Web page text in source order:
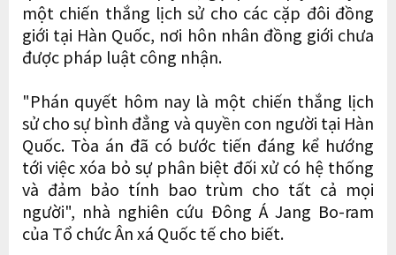
một chiến thắng lịch sử cho các cặp đôi đồng
giới tại Hàn Quốc, nơi hôn nhân đồng giới chưa
được pháp luật công nhận.
"Phán quyết hôm nay là một chiến thắng lịch
sử cho sự bình đẳng và quyền con người tại Hàn
Quốc. Tòa án đã có bước tiến đáng kể hướng
tới việc xóa bỏ sự phân biệt đối xử có hệ thống
và đảm bảo tính bao trùm cho tất cả mọi
người", nhà nghiên cứu Đông Á Jang Bo-ram
của Tổ chức Ân xá Quốc tế cho biết.